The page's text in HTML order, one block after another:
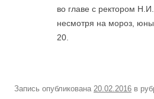
во главе с ректором
несмотря на мороз,
20.
Запись опубликована 20.02.2016 в